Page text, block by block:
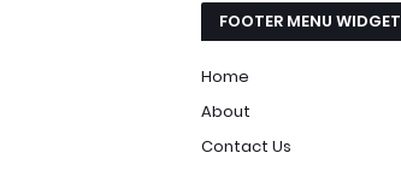
FOOTER MENU WIDGET
Home
About
Contact Us